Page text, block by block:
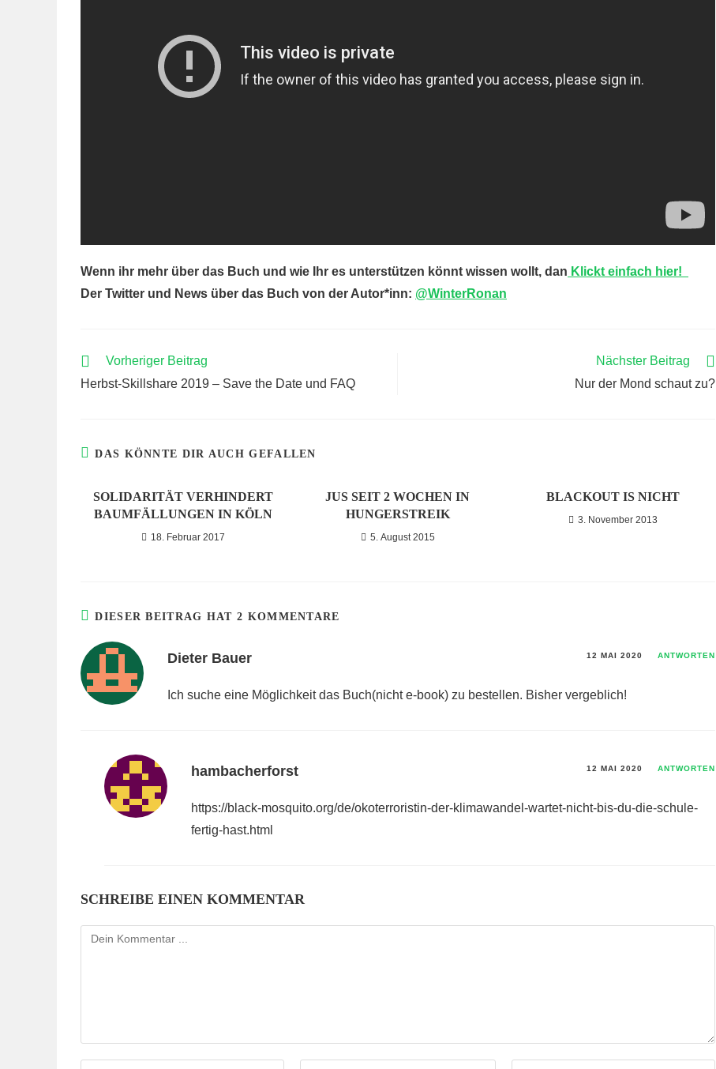
Wenn ihr mehr über das Buch und wie Ihr es unterstützen könnt wissen wollt, dan Klickt einfach hier!
Der Twitter und News über das Buch von der Autor*inn: @WinterRonan
WEITERE
ANSEHEN
Vorheriger Beitrag
Herbst-Skillshare 2019 – Save the Date und FAQ
Nächster Beitrag
Nur der Mond schaut zu?
DAS KÖNNTE DIR AUCH GEFALLEN
SOLIDARITÄT VERHINDERT
BAUMFÄLLUNGEN IN KÖLN
18. Februar 2017
JUS SEIT 2 WOCHEN IN
HUNGERSTREIK
5. August 2015
BLACKOUT IS NICHT
3. November 2013
DIESER BEITRAG HAT 2 KOMMENTARE
Dieter Bauer 12 MAI 2020 ANTWORTEN
Ich suche eine Möglichkeit das Buch(nicht e-book) zu bestellen. Bisher vergeblich!
hambacherforst 12 MAI 2020 ANTWORTEN
https://black-mosquito.org/de/okoterroristin-der-klimawandel-wartet-nicht-bis-du-die-schule-
fertig-hast.html
SCHREIBE EINEN KOMMENTAR
Kommentieren